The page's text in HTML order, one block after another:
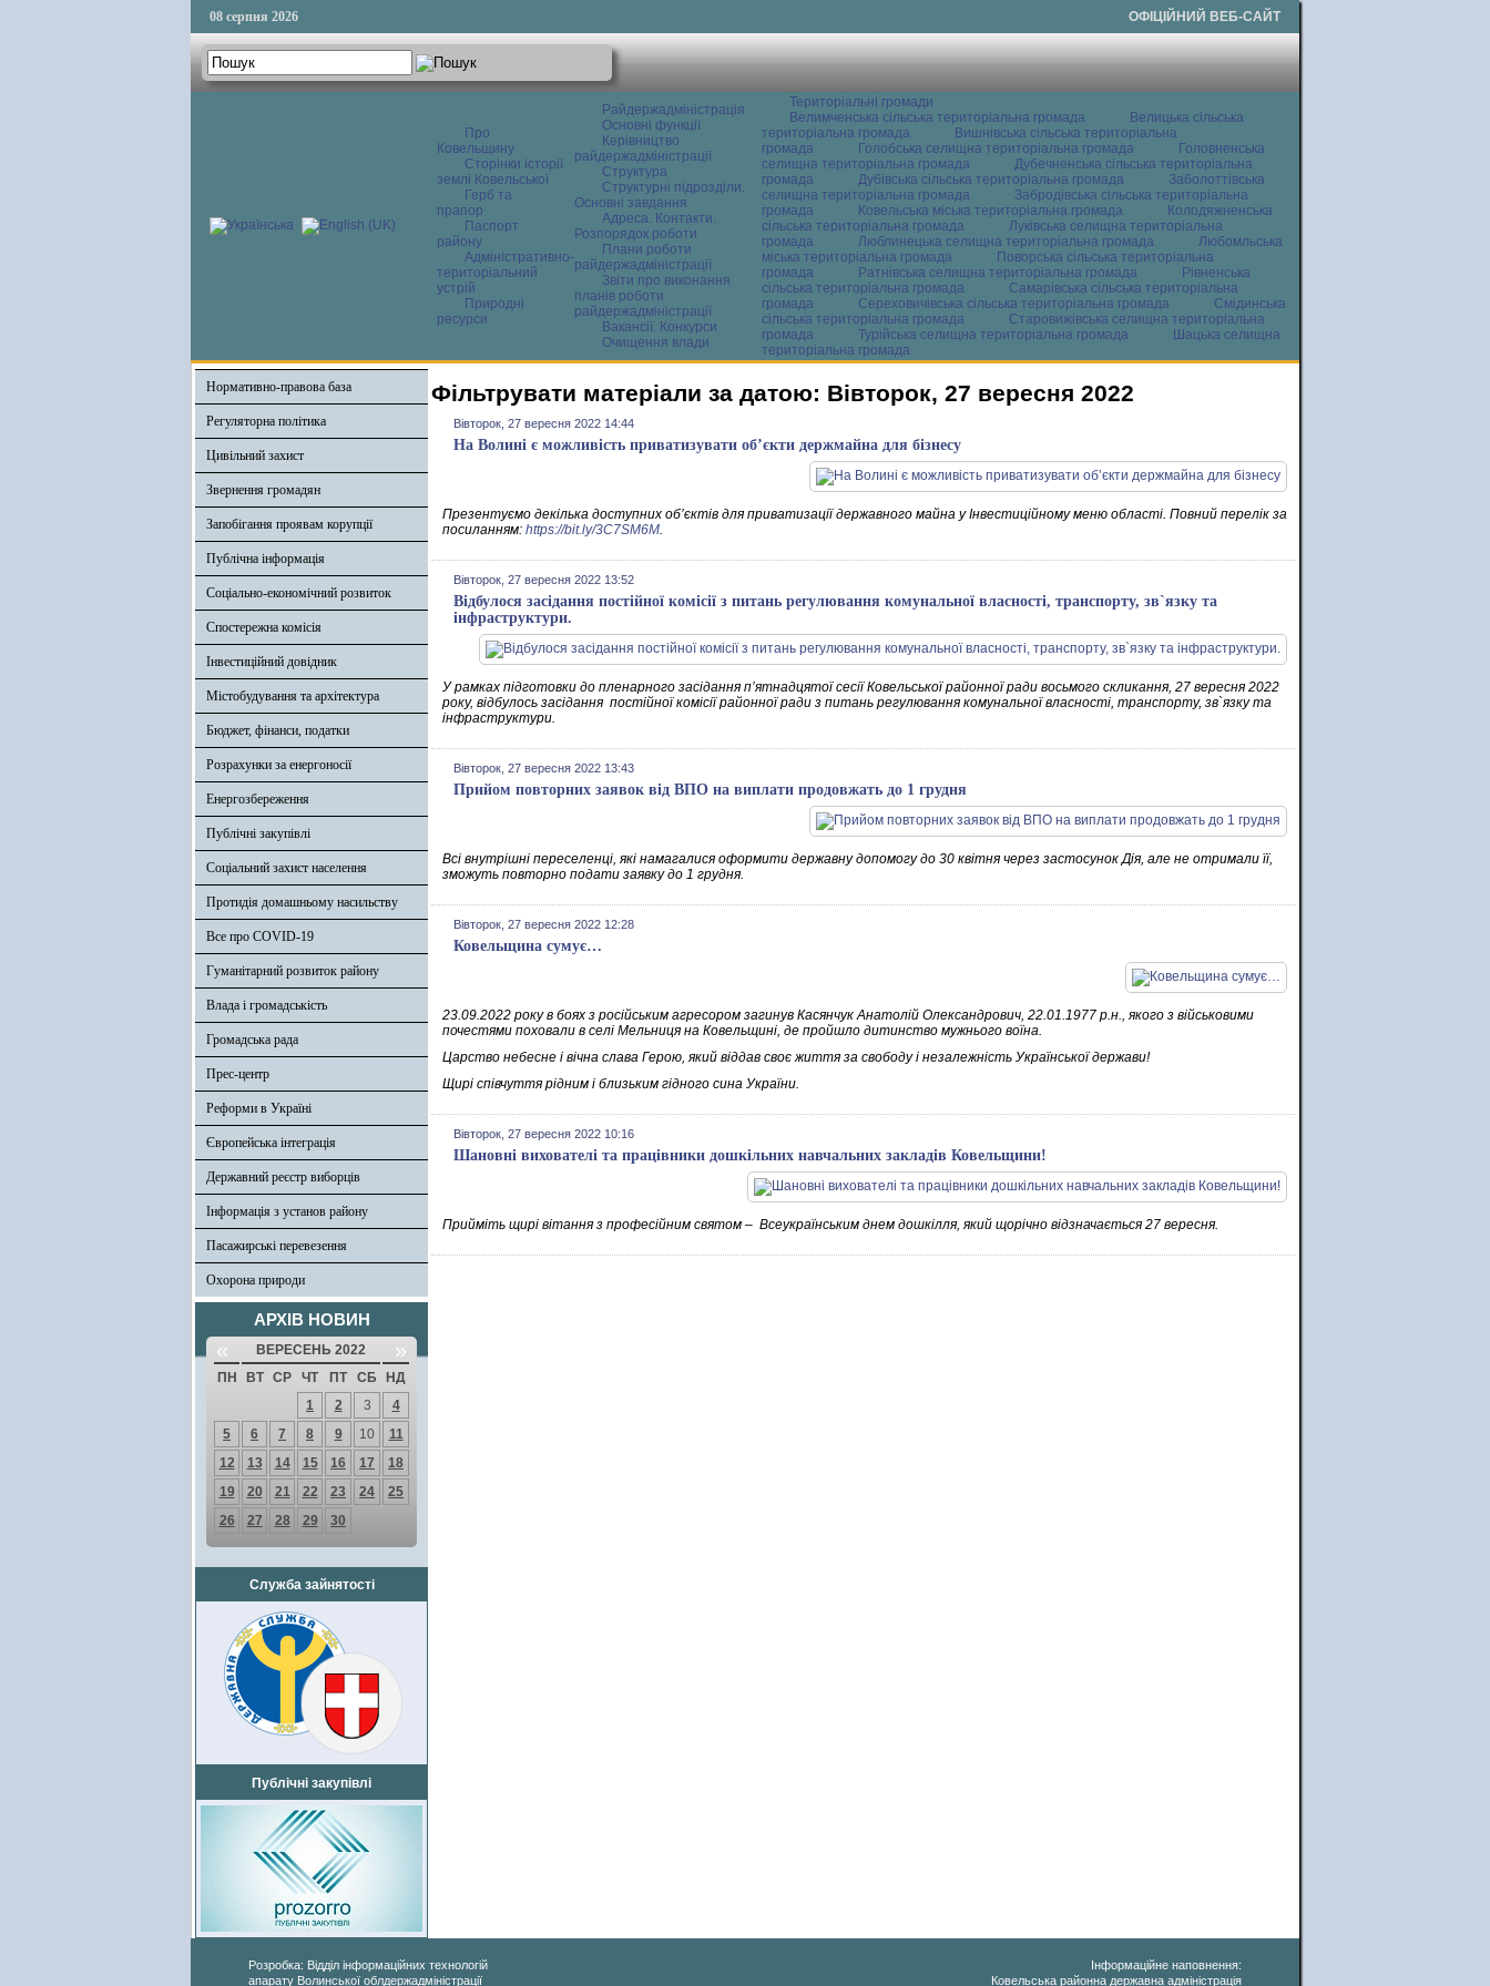
08 серпня 2026 ОФІЦІЙНИЙ ВЕБ-САЙТ
Про
Ковельщину
Сторінки історії
землі Ковельської
Герб та
прапор
Паспорт
району
Адміністративно-
територіальний
устрій
Природні
ресурси
Райдержадміністрація
Основні функції
Керівництво
райдержадміністрації
Структура
Структурні підрозділи.
Основні завдання
Адреса. Контакти.
Розпорядок роботи
Плани роботи
райдержадміністрації
Звіти про виконання
планів роботи
райдержадміністрації
Вакансії. Конкурси
Очищення влади
Територіальні громади
Велимченська сільська територіальна громада
Велицька сільська
територіальна громада
Вишнівська сільська територіальна
громада
Голобська селищна територіальна громада
Головненська
селищна територіальна громада
Дубечненська сільська територіальна
громада
Дубівська сільська територіальна громада
Заболоттівська
селищна територіальна громада
Забродівська сільська територіальна
громада
Ковельська міська територіальна громада
Колодяжненська
сільська територіальна громада
Луківська селищна територіальна
громада
Люблинецька селищна територіальна громада
Любомльська
міська територіальна громада
Поворська сільська територіальна
громада
Ратнівська селищна територіальна громада
Рівненська
сільська територіальна громада
Самарівська сільська територіальна
громада
Сереховичівська сільська територіальна громада
Смідинська
сільська територіальна громада
Старовижівська селищна територіальна
громада
Турійська селищна територіальна громада
Шацька селищна
територіальна громада
Нормативно-правова база
Регуляторна політика
Цивільний захист
Звернення громадян
Запобігання проявам корупції
Публічна інформація
Соціально-економічний розвиток
Спостережна комісія
Інвестиційний довідник
Містобудування та архітектура
Бюджет, фінанси, податки
Розрахунки за енергоносії
Енергозбереження
Публічні закупівлі
Соціальний захист населення
Протидія домашньому насильству
Все про COVID-19
Гуманітарний розвиток району
Влада і громадськість
Громадська рада
Прес-центр
Реформи в Україні
Європейська інтеграція
Державний реєстр виборців
Інформація з установ району
Пасажирські перевезення
Охорона природи
АРХІВ НОВИН
« ВЕРЕСЕНЬ 2022 »
ПН ВТ СР ЧТ ПТ СБ
НД
1
2 3
4
5
6 7 8 9 10
11
12
13 14 15 16 17
18
19
20 21 22 23 24
25
26
27 28 29 30
Служба зайнятості
Публічні закупівлі
Фільтрувати матеріали за датою: Вівторок, 27 вересня 2022
Вівторок, 27 вересня 2022 14:44
На Волині є можливість приватизувати об’єкти держмайна для бізнесу
Презентуємо декілька доступних об’єктів для приватизації державного майна у Інвестиційному меню області. Повний перелік за
посиланням: https://bit.ly/3C7SM6M.
Вівторок, 27 вересня 2022 13:52
Відбулося засідання постійної комісії з питань регулювання комунальної власності, транспорту, зв`язку та
інфраструктури.
У рамках підготовки до пленарного засідання п’ятнадцятої сесії Ковельської районної ради восьмого скликання, 27 вересня 2022
року, відбулось засідання постійної комісії районної ради з питань регулювання комунальної власності, транспорту, зв`язку та
інфраструктури.
Вівторок, 27 вересня 2022 13:43
Прийом повторних заявок від ВПО на виплати продовжать до 1 грудня
Всі внутрішні переселенці, які намагалися оформити державну допомогу до 30 квітня через застосунок Дія, але не отримали її,
зможуть повторно подати заявку до 1 грудня.
Вівторок, 27 вересня 2022 12:28
Ковельщина сумує…
23.09.2022 року в боях з російським агресором загинув Касянчук Анатолій Олександрович, 22.01.1977 р.н., якого з військовими
почестями поховали в селі Мельниця на Ковельщині, де пройшло дитинство мужнього воїна.
Царство небесне і вічна слава Герою, який віддав своє життя за свободу і незалежність Української держави!
Щирі співчуття рідним і близьким гідного сина України.
Вівторок, 27 вересня 2022 10:16
Шановні вихователі та працівники дошкільних навчальних закладів Ковельщини!
Прийміть щирі вітання з професійним святом – Всеукраїнським днем дошкілля, який щорічно відзначається 27 вересня.
Розробка: Відділ інформаційних технологій
апарату Волинської облдержадміністрації
Інформаційне наповнення:
Ковельська районна державна адміністрація